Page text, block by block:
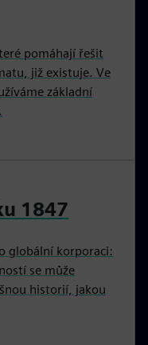
pomáhají řešit
již existuje. Ve
základní
1847
globální korporaci:
se může
historií, jakou